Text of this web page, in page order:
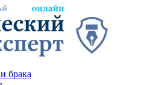
брака